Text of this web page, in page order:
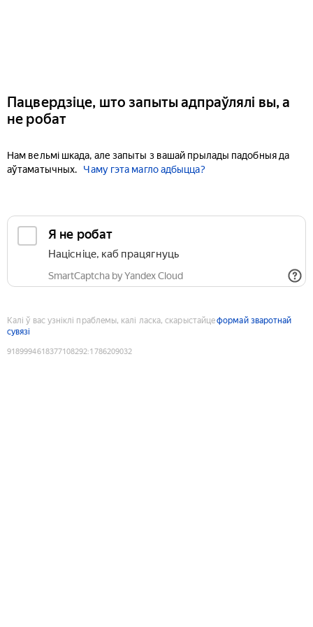
Пацвердзіце, што запыты адпраўлялі вы, а
не робат
Нам вельмі шкада, але запыты з вашай прылады падобныя да
аўтаматычных.
Чаму гэта магло адбыцца?
Я не робат
Націсніце, каб працягнуць
SmartCaptcha by Yandex Cloud
Калі ў вас узніклі праблемы, калі ласка, скарыстайцеформай зваротнай
сувязі
9189994618377108292:1786209032